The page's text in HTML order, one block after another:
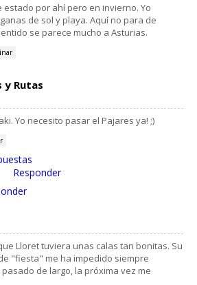
estado por ahí pero en invierno. Yo
de sol y playa. Aquí no para de
se parece mucho a Asturias.
y Rutas
Yo necesito pasar el Pajares ya! ;)
Responder
Lloret tuviera unas calas tan bonitas. Su
"fiesta" me ha impedido siempre
de largo, la próxima vez me